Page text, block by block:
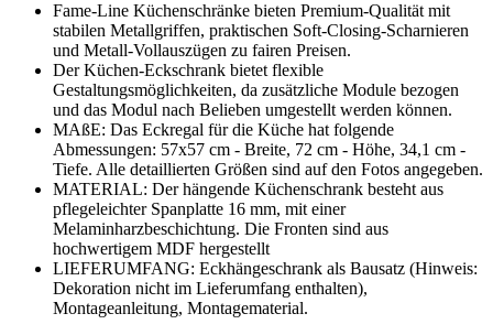
Fame-Line Küchenschränke bieten Premium-Qualität mit
stabilen Metallgriffen, praktischen Soft-Closing-Scharnieren
und Metall-Vollauszügen zu fairen Preisen.
Der Küchen-Eckschrank bietet flexible
Gestaltungsmöglichkeiten, da zusätzliche Module bezogen
und das Modul nach Belieben umgestellt werden können.
MAßE: Das Eckregal für die Küche hat folgende
Abmessungen: 57x57 cm - Breite, 72 cm - Höhe, 34,1 cm -
Tiefe. Alle detaillierten Größen sind auf den Fotos angegeben.
MATERIAL: Der hängende Küchenschrank besteht aus
pflegeleichter Spanplatte 16 mm, mit einer
Melaminharzbeschichtung. Die Fronten sind aus
hochwertigem MDF hergestellt
LIEFERUMFANG: Eckhängeschrank als Bausatz (Hinweis:
Dekoration nicht im Lieferumfang enthalten),
Montageanleitung, Montagematerial.